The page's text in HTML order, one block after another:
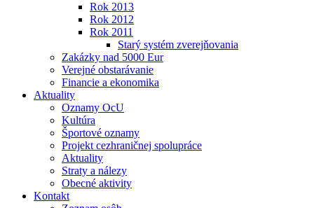
Rok 2013
Rok 2012
Rok 2011
Starý systém zverejňovania
Zakázky nad 5000 Eur
Verejné obstarávanie
Financie a ekonomika
Aktuality
Oznamy OcU
Kultúra
Športové oznamy
Projekt cezhraničnej spolupráce
Aktuality
Straty a nálezy
Obecné aktivity
Kontakt